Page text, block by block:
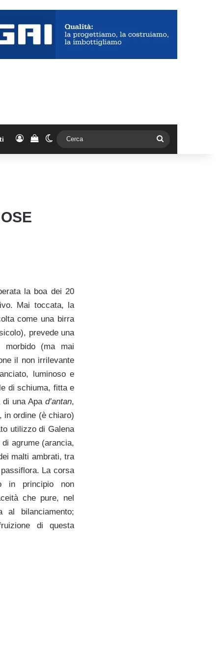
AccediVedi il carrello
Cambia aspetto
la boa dei 20
Mai toccata, la
come una birra
prevede una
morbido (ma mai
il non irrilevante
luminoso e
di schiuma, fitta e
di una Apa d’antan,
in ordine (è chiaro)
utilizzo di Galena
agrume (arancia,
malti ambrati, tra
La corsa
in principio non
che pure, nel
al bilanciamento;
di questa